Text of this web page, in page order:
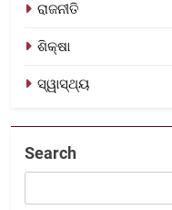
ରାଜନୀତି
ଶିକ୍ଷା
ସ୍ୱାସ୍ଥ୍ୟ
Search